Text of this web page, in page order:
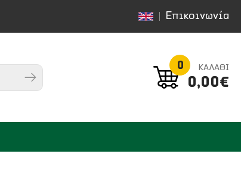
Επικοινωνία
0 ΚΑΛΑΘΙ
0,00€